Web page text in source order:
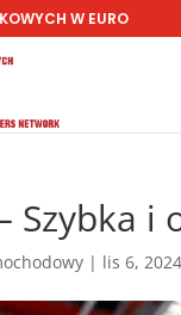
W EURO
Szybka
| lis 6, 2024